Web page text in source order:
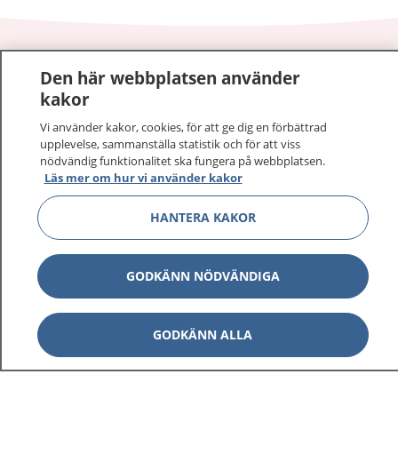
1177 – tryggt om din hälsa och vård
På 1177.se får du råd om hälsa och information om
sjukdomar och vilka mottagningar du kan kontakta.
Logga in för att läsa din journal och göra dina
vårdärenden. Ring telefonnummer 1177 för
sjukvårdsrådgivning dygnet runt.
1177 ger dig råd när du vill må bättre.
1177 på flera språk Visa
Visa
Den här webbplatsen använder
kakor
Vi använder kakor, cookies, för att ge dig en förbättrad
upplevelse, sammanställa statistik och för att viss
nödvändig funktionalitet ska fungera på webbplatsen.
Läs mer om hur vi använder kakor
HANTERA KAKOR
GODKÄNN NÖDVÄNDIGA
GODKÄNN ALLA